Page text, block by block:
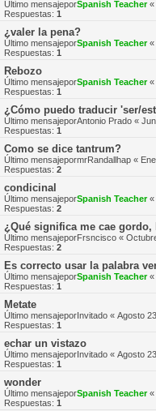
Último mensajeporSpanish Teacher«
Respuestas: 1
¿valer la pena?
Último mensajeporSpanish Teacher«
Respuestas: 1
Rebozo
Último mensajeporSpanish Teacher«
Respuestas: 1
¿Cómo puedo traducir 'ser/
Último mensajeporAntonio Prado «
Respuestas: 1
Como se dice tantrum?
Último mensajepormrRandallhap «
Respuestas: 2
condicinal
Último mensajeporSpanish Teacher«
Respuestas: 2
¿Qué significa me cae
Último mensajeporFrsncisco «
Respuestas: 2
Es correcto usar la palabra
Último mensajeporSpanish Teacher«
Respuestas: 1
Metate
Último mensajeporInvitado « Agosto
Respuestas: 1
echar un vistazo
Último mensajeporInvitado « Agosto
Respuestas: 1
wonder
Último mensajeporSpanish Teacher«
Respuestas: 1